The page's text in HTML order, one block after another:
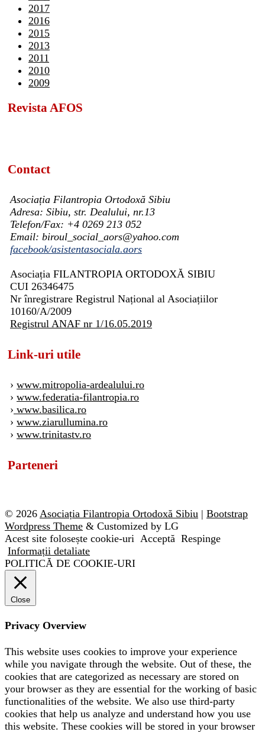
2017
2016
2015
2013
2011
2010
2009
Revista AFOS
Contact
Asociația Filantropia Ortodoxă Sibiu
Adresa: Sibiu, str. Dealului, nr.13
Telefon/Fax: +4 0269 213 052
Email: biroul_social_aors@yahoo.com
facebook/asistentasociala.aors
Asociația FILANTROPIA ORTODOXĂ SIBIU
CUI 26346475
Nr înregistrare Registrul Național al Asociațiilor
10160/A/2009
Registrul ANAF nr 1/16.05.2019
Link-uri utile
› www.mitropolia-ardealului.ro
› www.federatia-filantropia.ro
› www.basilica.ro
› www.ziarullumina.ro
› www.trinitastv.ro
Parteneri
© 2026 Asociația Filantropia Ortodoxă Sibiu | Bootstrap
Wordpress Theme & Customized by LG
Acest site folosește cookie-uri Acceptă Respinge
Informații detaliate
POLITICĂ DE COOKIE-URI
Close
Privacy Overview
This website uses cookies to improve your experience
while you navigate through the website. Out of these, the
cookies that are categorized as necessary are stored on
your browser as they are essential for the working of basic
functionalities of the website. We also use third-party
cookies that help us analyze and understand how you use
this website. These cookies will be stored in your browser